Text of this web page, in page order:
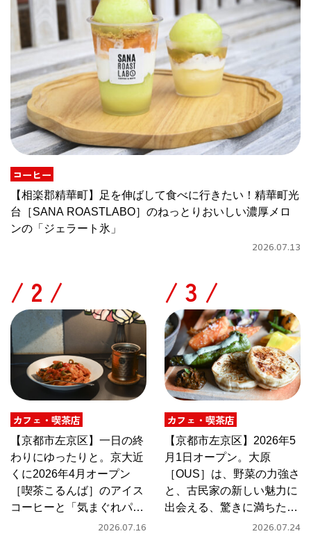
コーヒー
【相楽郡精華町】足を伸ばして食べに行きたい！精華町光
台［SANA ROASTLABO］のねっとりおいしい濃厚メロ
ンの「ジェラート氷」
2026.07.13
/
カフェ・喫茶店
【京都市左京区】一日の終
わりにゆったりと。京大近
くに2026年4月オープン
［喫茶こるんば］のアイス
コーヒーと「気まぐれパス
2026.07.16
/
カフェ・喫茶店
【京都市左京区】2026年5
月1日オープン。大原
［OUS］は、野菜の力強さ
と、古民家の新しい魅力に
出会える、驚きに満ちたカ
2026.07.24